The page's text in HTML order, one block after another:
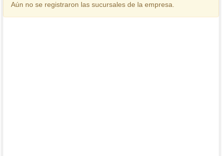
Aún no se registraron las sucursales de la empresa.